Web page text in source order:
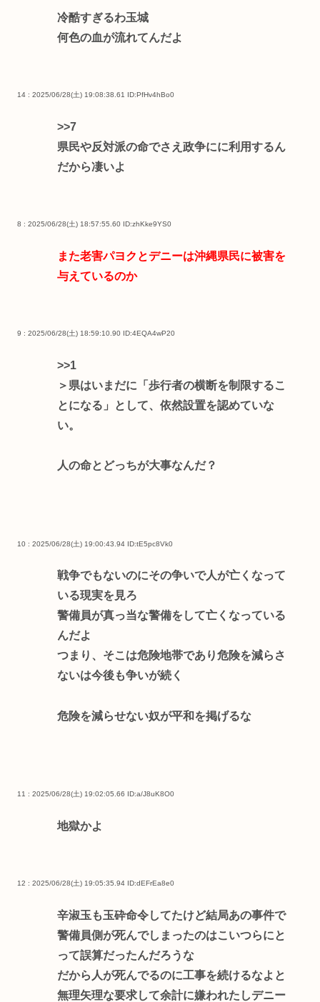
冷酷すぎるわ玉城
何色の血が流れてんだよ
14 : 2025/06/28(土) 19:08:38.61 ID:PfHv4hBo0
>>7
県民や反対派の命でさえ政争にに利用するん
だから凄いよ
8 : 2025/06/28(土) 18:57:55.60 ID:zhKke9YS0
また老害パヨクとデニーは沖縄県民に被害を
与えているのか
9 : 2025/06/28(土) 18:59:10.90 ID:4EQA4wP20
>>1
＞県はいまだに「歩行者の横断を制限するこ
とになる」として、依然設置を認めていな
い。
人の命とどっちが大事なんだ？
10 : 2025/06/28(土) 19:00:43.94 ID:tE5pc8Vk0
戦争でもないのにその争いで人が亡くなって
いる現実を見ろ
警備員が真っ当な警備をして亡くなっている
んだよ
つまり、そこは危険地帯であり危険を減らさ
ないは今後も争いが続く
危険を減らせない奴が平和を掲げるな
11 : 2025/06/28(土) 19:02:05.66 ID:a/J8uK8O0
地獄かよ
12 : 2025/06/28(土) 19:05:35.94 ID:dEFrEa8e0
辛淑玉も玉砕命令してたけど結局あの事件で
警備員側が死んでしまったのはこいつらにと
って誤算だったんだろうな
だから人が死んでるのに工事を続けるなよと
無理矢理な要求して余計に嫌われたしデニー